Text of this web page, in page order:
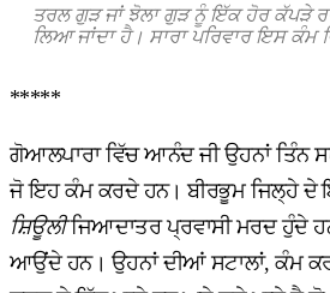
ਤਰਲ ਗੁੜ ਜਾਂਝੋਲਾਗੁੜ ਨੂੰ ਇੱਕ ਹੋਰ ਕੱਪੜੇ
ਲਿਆ ਜਾਂਦਾ ਹੈ। ਸਾਰਾ ਪਰਿਵਾਰ ਇਸ ਕੰਮ
*****
ਗੋਆਲਪਾਰਾ ਵਿੱਚ ਆਨੰਦ ਜੀ ਉਹਨਾਂ ਤਿੰਨ
ਜੋ ਇਹ ਕੰਮ ਕਰਦੇ ਹਨ। ਬੀਰਭੂਮ ਜਿਲ੍ਹੇ ਦੇ
ਸ਼ਿਊਲੀਜਿਆਦਾਤਰ ਪ੍ਰਵਾਸੀ ਮਰਦ ਹੁੰਦੇ
ਆਉਂਦੇ ਹਨ। ਉਹਨਾਂ ਦੀਆਂ ਸਟਾਲਾਂ, ਕੰਮ